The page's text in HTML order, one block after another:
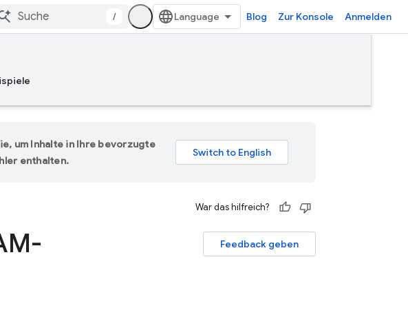
/ Blog Zur Konsole Anmelden
um Inhalte in Ihre bevorzugte
enthalten.
War das hilfreich?
Feedback geben